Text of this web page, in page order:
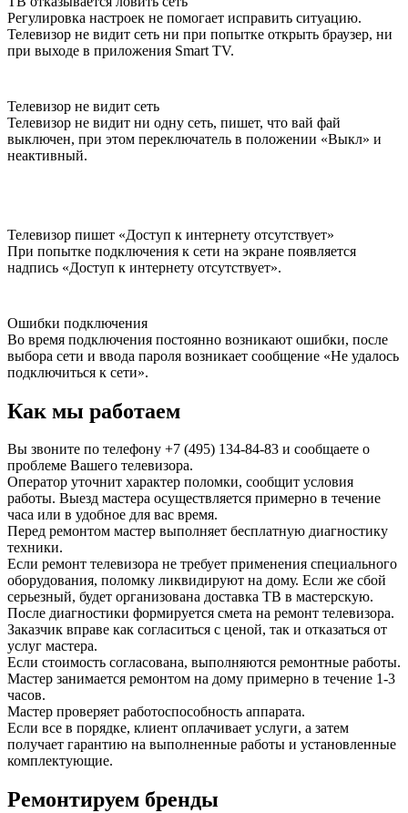
Регулировка настроек не помогает исправить ситуацию.
Телевизор не видит сеть ни при попытке открыть браузер, ни
при выходе в приложения Smart TV.
Телевизор не видит сеть
Телевизор не видит ни одну сеть, пишет, что вай фай
выключен, при этом переключатель в положении «Выкл» и
неактивный.
Телевизор пишет «Доступ к интернету отсутствует»
При попытке подключения к сети на экране появляется
надпись «Доступ к интернету отсутствует».
Ошибки подключения
Во время подключения постоянно возникают ошибки, после
выбора сети и ввода пароля возникает сообщение «Не удалось
подключиться к сети».
Как мы работаем
Вы звоните по телефону +7 (495) 134-84-83 и сообщаете о
проблеме Вашего телевизора.
Оператор уточнит характер поломки, сообщит условия
работы. Выезд мастера осуществляется примерно в течение
часа или в удобное для вас время.
Перед ремонтом мастер выполняет бесплатную диагностику
техники.
Если ремонт телевизора не требует применения специального
оборудования, поломку ликвидируют на дому. Если же сбой
серьезный, будет организована доставка ТВ в мастерскую.
После диагностики формируется смета на ремонт телевизора.
Заказчик вправе как согласиться с ценой, так и отказаться от
услуг мастера.
Если стоимость согласована, выполняются ремонтные работы.
Мастер занимается ремонтом на дому примерно в течение 1-3
часов.
Мастер проверяет работоспособность аппарата.
Если все в порядке, клиент оплачивает услуги, а затем
получает гарантию на выполненные работы и установленные
комплектующие.
Ремонтируем бренды